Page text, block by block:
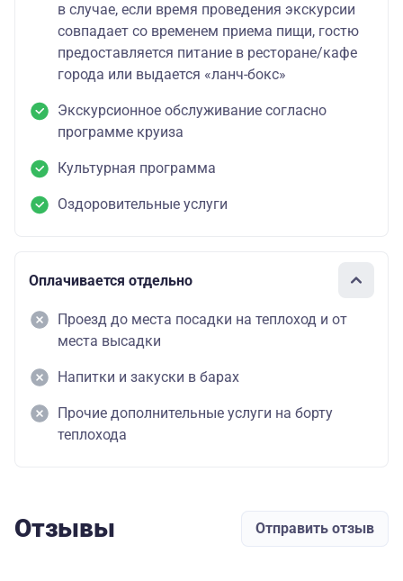
в случае, если время проведения экскурсии
совпадает со временем приема пищи, гостю
предоставляется питание в ресторане/кафе
города или выдается «ланч-бокс»
Экскурсионное обслуживание согласно
программе круиза
Культурная программа
Оздоровительные услуги
Оплачивается отдельно
Проезд до места посадки на теплоход и от
места высадки
Напитки и закуски в барах
Прочие дополнительные услуги на борту
теплохода
Отзывы Отправить отзыв